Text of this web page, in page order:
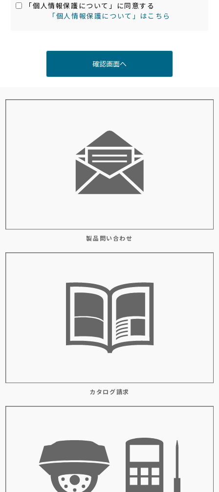
「個人情報保護について」に同意する
「個人情報保護について」はこちら
製品問い合わせ
カタログ請求